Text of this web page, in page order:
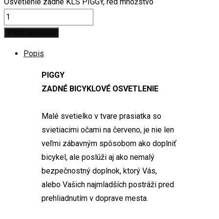
Popis
PIGGY
ZADNÉ BICYKLOVÉ OSVETLENIE
Malé svetielko v tvare prasiatka so
svietiacimi očami na červeno, je nie len
veľmi zábavným spôsobom ako doplniť
bicykel, ale poslúži aj ako nemalý
bezpečnostný doplnok, ktorý Vás,
alebo Vašich najmladších postráži pred
prehliadnutím v doprave mesta.